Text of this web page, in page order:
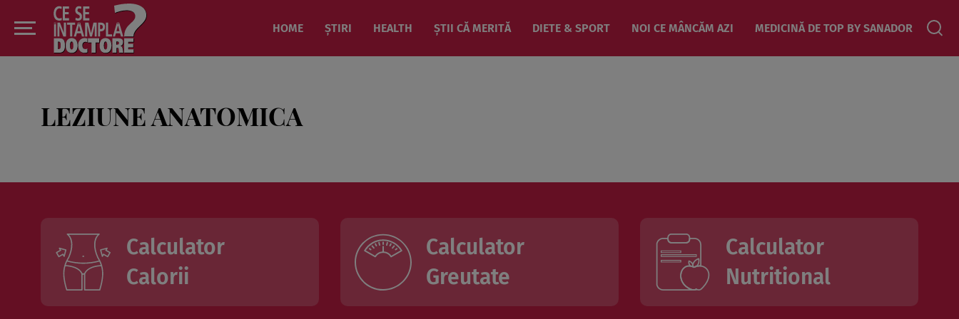
HOME ȘTIRI HEALTH ȘTII CĂ MERITĂ DIETE & SPORT NOI CE MÂNCĂM AZI MEDICINĂ DE TOP BY SANADOR
LEZIUNE ANATOMICA
Calculator
Calorii
Calculator
Greutate
Calculator
Nutritional